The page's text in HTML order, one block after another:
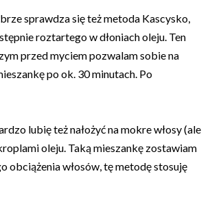
sprawdza się też metoda Kascysko,
roztartego w dłoniach oleju. Ten
przed myciem pozwalam sobie na
po ok. 30 minutach. Po
lubię też nałożyć na mokre włosy (ale
oleju. Taką mieszankę zostawiam
obciążenia włosów, tę metodę stosuję